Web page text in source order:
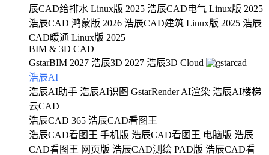
辰CAD给排水 Linux版 2025 浩辰CAD电气 Linux版 2025
浩辰CAD 鸿蒙版 2026 浩辰CAD建筑 Linux版 2025 浩辰
CAD暖通 Linux版 2025
BIM & 3D CAD
GstarBIM 2027 浩辰3D 2027 浩辰3D Cloud
浩辰AI
浩辰AI助手 浩辰AI识图 GstarRender AI渲染 浩辰AI楼梯
云CAD
浩辰CAD 365 浩辰CAD看图王
浩辰CAD看图王 手机版 浩辰CAD看图王 电脑版 浩辰
CAD看图王 网页版 浩辰CAD测绘 PAD版 浩辰CAD看